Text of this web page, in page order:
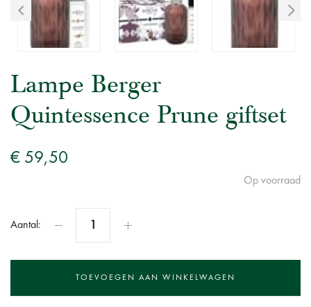
Lampe Berger
Quintessence Prune giftset
€ 59,50
Op voorraad
Aantal: